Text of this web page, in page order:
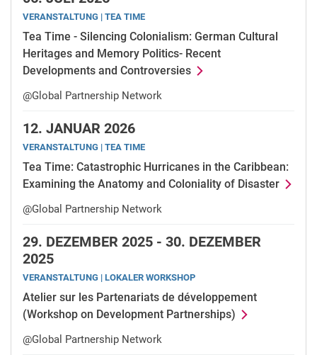
Rückblicke und Aufzeichnungen
VERANSTALTUNG | TEA TIME
Tea Time - Silencing Colonialism: German Cultural
Heritages and Memory Politics- Recent
Developments and Controversies
@Global Partnership Network
12. JANUAR 2026
VERANSTALTUNG | TEA TIME
Tea Time: Catastrophic Hurricanes in the Caribbean:
Examining the Anatomy and Coloniality of Disaster
@Global Partnership Network
29. DEZEMBER 2025 - 30. DEZEMBER
2025
VERANSTALTUNG | LOKALER WORKSHOP
Atelier sur les Partenariats de développement
(Workshop on Development Partnerships)
@Global Partnership Network